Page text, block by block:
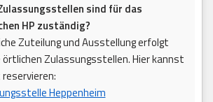
sind für das
HP zuständig?
Zuteilung und Ausstellung erfolgt
örtlichen Zulassungsstellen. Hier kannst
Heppenheim